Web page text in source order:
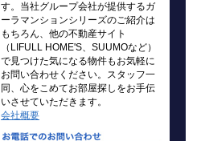
す。当社グループ会社が提供するガ
ーラマンションシリーズのご紹介は
もちろん、他の不動産サイト
（LIFULL HOME'S、SUUMOなど）
で見つけた気になる物件もお気軽に
お問い合わせください。スタッフ一
同、心をこめてお部屋探しをお手伝
いさせていただきます。
会社概要